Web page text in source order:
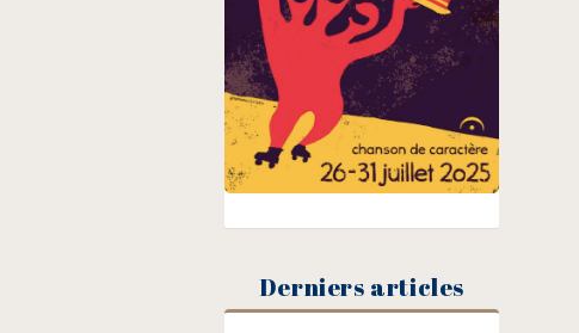
Derniers articles